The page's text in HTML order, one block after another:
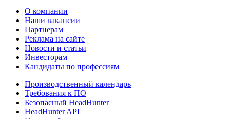
О компании
Наши вакансии
Партнерам
Реклама на сайте
Новости и статьи
Инвесторам
Кандидаты по профессиям
Производственный календарь
Требования к ПО
Безопасный HeadHunter
HeadHunter API